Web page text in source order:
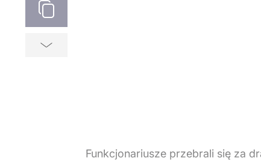
Funkcjonariusze przebrali się za